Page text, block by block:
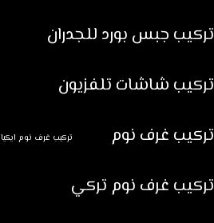
تركيب جبس بورد للجدران
تركيب شاشات تلفزيون
تركيب غرف نوم
تركيب غرف نوم ايكيا
تركيب غرف نوم تركي